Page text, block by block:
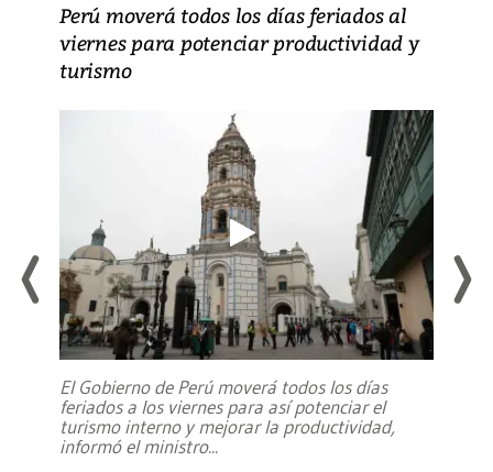
Perú moverá todos los días feriados al
viernes para potenciar productividad y
turismo
El Gobierno de Perú moverá todos los días
feriados a los viernes para así potenciar el
turismo interno y mejorar la productividad,
informó el ministro...